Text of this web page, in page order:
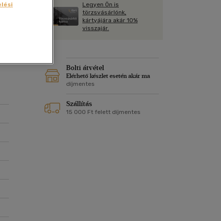
Kártya
Képeslap
Naptár
Vallás, mitológia
Legyen Ön is
törzsvásárlónk,
kártyájára akár 10%
visszajár.
Bolti átvétel
Elérhető készlet esetén akár ma
díjmentes
Szállítás
15 000 Ft felett díjmentes